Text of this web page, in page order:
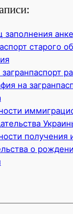
заполнения
старого
на
получения
о